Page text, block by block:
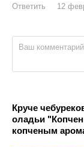
Ответить 12
Круче
оладьи
копченым